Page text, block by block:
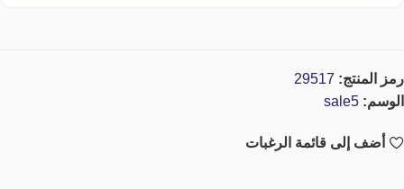
رمز المنتج: 29517
الوسم: sale5
أضف إلى قائمة الرغبات